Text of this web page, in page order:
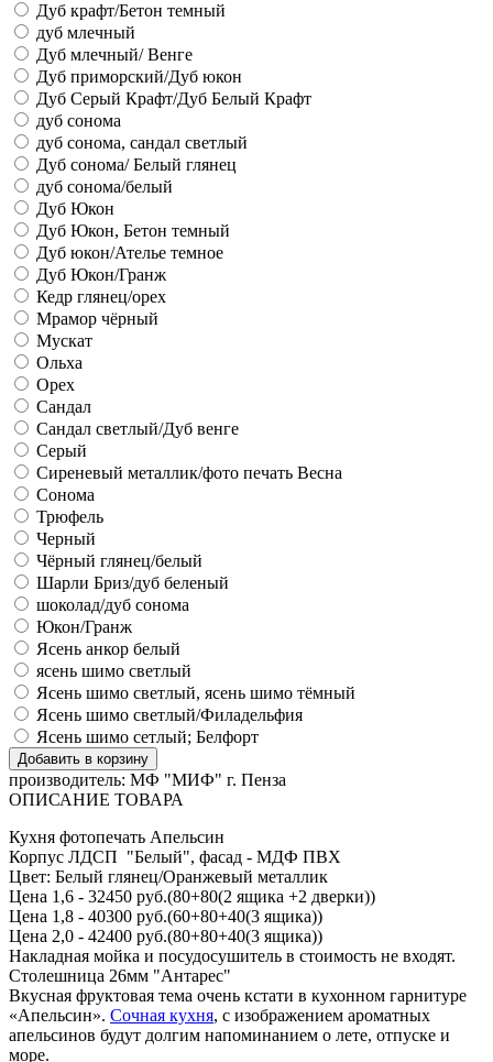
Дуб крафт/Бетон темный
дуб млечный
Дуб млечный/ Венге
Дуб приморский/Дуб юкон
Дуб Серый Крафт/Дуб Белый Крафт
дуб сонома
дуб сонома, сандал светлый
Дуб сонома/ Белый глянец
дуб сонома/белый
Дуб Юкон
Дуб Юкон, Бетон темный
Дуб юкон/Ателье темное
Дуб Юкон/Гранж
Кедр глянец/орех
Мрамор чёрный
Мускат
Ольха
Орех
Сандал
Сандал светлый/Дуб венге
Серый
Сиреневый металлик/фото печать Весна
Сонома
Трюфель
Черный
Чёрный глянец/белый
Шарли Бриз/дуб беленый
шоколад/дуб сонома
Юкон/Гранж
Ясень анкор белый
ясень шимо светлый
Ясень шимо светлый, ясень шимо тёмный
Ясень шимо светлый/Филадельфия
Ясень шимо сетлый; Белфорт
производитель: МФ "МИФ" г. Пенза
ОПИСАНИЕ ТОВАРА
Кухня фотопечать Апельсин
Корпус ЛДСП "Белый", фасад - МДФ ПВХ
Цвет: Белый глянец/Оранжевый металлик
Цена 1,6 - 32450 руб.(80+80(2 ящика +2 дверки))
Цена 1,8 - 40300 руб.(60+80+40(3 ящика))
Цена 2,0 - 42400 руб.(80+80+40(3 ящика))
Накладная мойка и посудосушитель в стоимость не входят.
Столешница 26мм "Антарес"
Вкусная фруктовая тема очень кстати в кухонном гарнитуре
«Апельсин». Сочная кухня, с изображением ароматных
апельсинов будут долгим напоминанием о лете, отпуске и
море.